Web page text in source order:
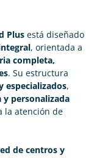
Plus está diseñado
, orientada a
completa,
. Su estructura
especializados,
personalizada
la atención de
de centros y